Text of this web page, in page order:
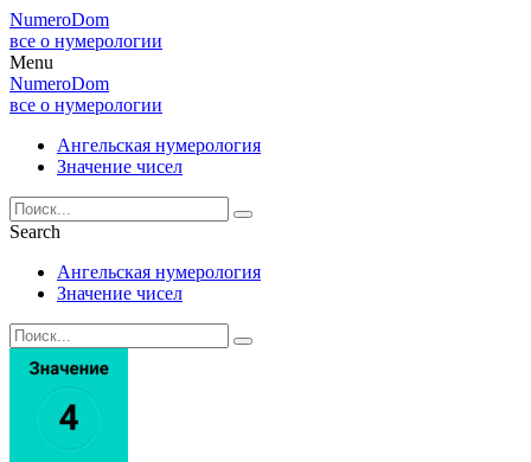
NumeroDom
все о нумерологии
Menu
NumeroDom
все о нумерологии
Ангельская нумерология
Значение чисел
Search
Ангельская нумерология
Значение чисел